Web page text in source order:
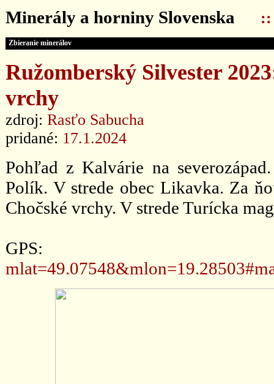
Minerály a horniny Slovenska ::
Zbieranie minerálov
Ružomberský Silvester
vrchy
zdroj: Rasťo Sabucha
pridané: 17.1.2024
Pohľad z Kalvárie na
Polík. V strede obec Likavka. Za
Chočské vrchy. V strede Turícka